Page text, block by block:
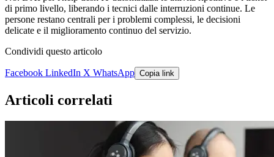
di primo livello, liberando i tecnici dalle interruzioni continue. Le
persone restano centrali per i problemi complessi, le decisioni
delicate e il miglioramento continuo del servizio.
Condividi questo articolo
Facebook LinkedIn X WhatsApp Copia link
Articoli correlati